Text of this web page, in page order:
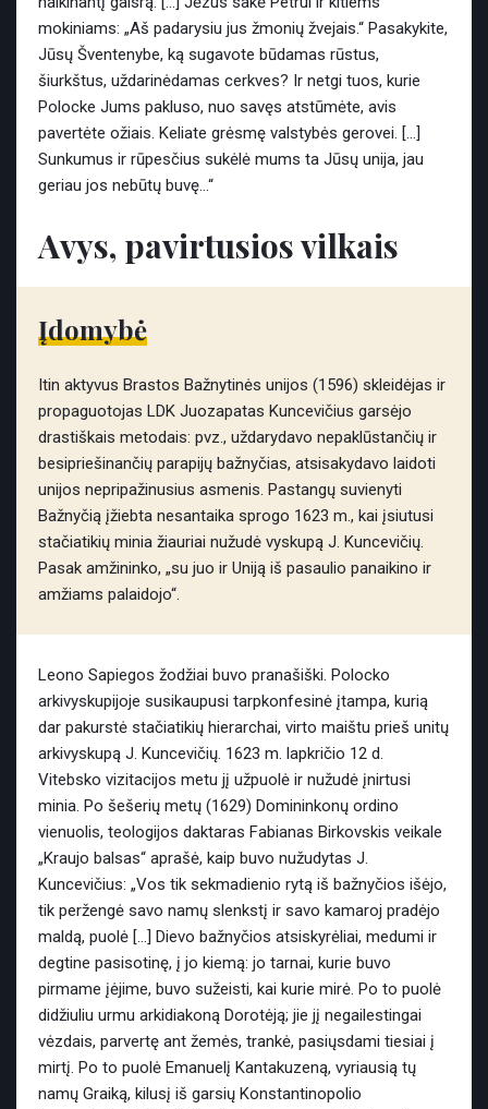
mokiniams: „Aš padarysiu jus žmonių žvejais.“ Pasakykite,
Jūsų Šventenybe, ką sugavote būdamas rūstus,
šiurkštus, uždarinėdamas cerkves? Ir netgi tuos, kurie
Polocke Jums pakluso, nuo savęs atstūmėte, avis
pavertėte ožiais. Keliate grėsmę valstybės gerovei. […]
Sunkumus ir rūpesčius sukėlė mums ta Jūsų unija, jau
geriau jos nebūtų buvę…“
Avys, pavirtusios vilkais
Įdomybė
Itin aktyvus Brastos Bažnytinės unijos (1596) skleidėjas ir
propaguotojas LDK Juozapatas Kuncevičius garsėjo
drastiškais metodais: pvz., uždarydavo nepaklūstančių ir
besipriešinančių parapijų bažnyčias, atsisakydavo laidoti
unijos nepripažinusius asmenis. Pastangų suvienyti
Bažnyčią įžiebta nesantaika sprogo 1623 m., kai įsiutusi
stačiatikių minia žiauriai nužudė vyskupą J. Kuncevičių.
Pasak amžininko, „su juo ir Uniją iš pasaulio panaikino ir
amžiams palaidojo“.
Leono Sapiegos žodžiai buvo pranašiški. Polocko
arkivyskupijoje susikaupusi tarpkonfesinė įtampa, kurią
dar pakurstė stačiatikių hierarchai, virto maištu prieš unitų
arkivyskupą J. Kuncevičių. 1623 m. lapkričio 12 d.
Vitebsko vizitacijos metu jį užpuolė ir nužudė įnirtusi
minia. Po šešerių metų (1629) Domininkonų ordino
vienuolis, teologijos daktaras Fabianas Birkovskis veikale
„Kraujo balsas“ aprašė, kaip buvo nužudytas J.
Kuncevičius: „Vos tik sekmadienio rytą iš bažnyčios išėjo,
tik peržengė savo namų slenkstį ir savo kamaroj pradėjo
maldą, puolė […] Dievo bažnyčios atsiskyrėliai, medumi ir
degtine pasisotinę, į jo kiemą: jo tarnai, kurie buvo
pirmame įėjime, buvo sužeisti, kai kurie mirė. Po to puolė
didžiuliu urmu arkidiakoną Dorotėją; jie jį negailestingai
vėzdais, parvertę ant žemės, trankė, pasiųsdami tiesiai į
mirtį. Po to puolė Emanuelį Kantakuzeną, vyriausią tų
namų Graiką, kilusį iš garsių Konstantinopolio